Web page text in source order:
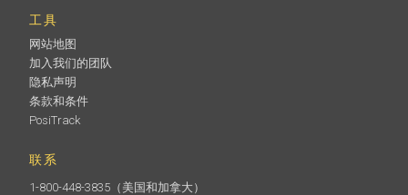
工具
网站地图
加入我们的团队
隐私声明
条款和条件
PosiTrack
联系
1-800-448-3835 （美国和加拿大）